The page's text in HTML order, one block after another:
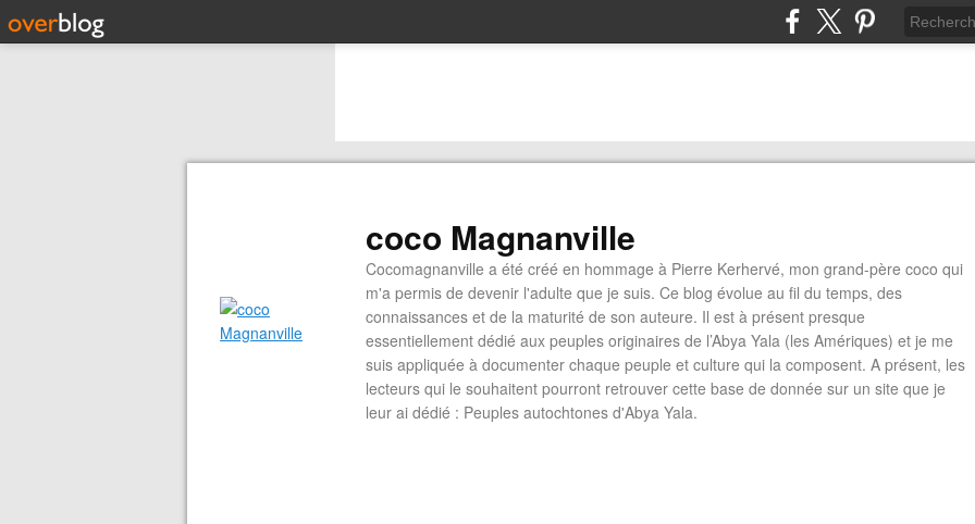
coco Magnanville
Cocomagnanville a été créé en hommage à Pierre Kerhervé, mon grand-père coco qui
m'a permis de devenir l'adulte que je suis. Ce blog évolue au fil du temps, des
connaissances et de la maturité de son auteure. Il est à présent presque
essentiellement dédié aux peuples originaires de l’Abya Yala (les Amériques) et je me
suis appliquée à documenter chaque peuple et culture qui la composent. A présent, les
lecteurs qui le souhaitent pourront retrouver cette base de donnée sur un site que je
leur ai dédié : Peuples autochtones d'Abya Yala.